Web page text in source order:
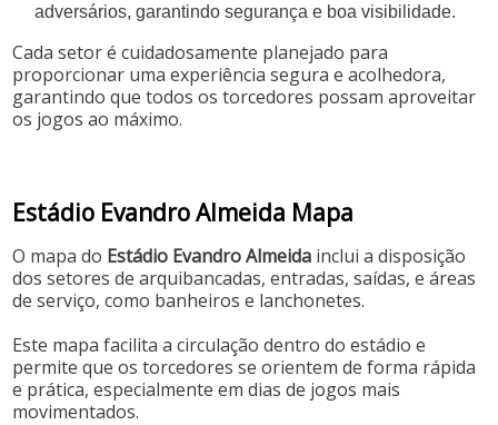
adversários, garantindo segurança e boa visibilidade.
Cada setor é cuidadosamente planejado para
proporcionar uma experiência segura e acolhedora,
garantindo que todos os torcedores possam aproveitar
os jogos ao máximo.
Estádio Evandro Almeida Mapa
O mapa do Estádio Evandro Almeida inclui a disposição
dos setores de arquibancadas, entradas, saídas, e áreas
de serviço, como banheiros e lanchonetes.
Este mapa facilita a circulação dentro do estádio e
permite que os torcedores se orientem de forma rápida
e prática, especialmente em dias de jogos mais
movimentados.